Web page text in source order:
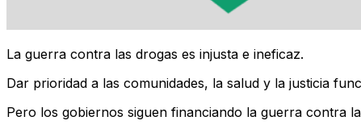
La guerra contra las drogas es injusta e ineficaz.
Dar prioridad a las comunidades, la salud y la justicia
Pero los gobiernos siguen financiando la guerra contra